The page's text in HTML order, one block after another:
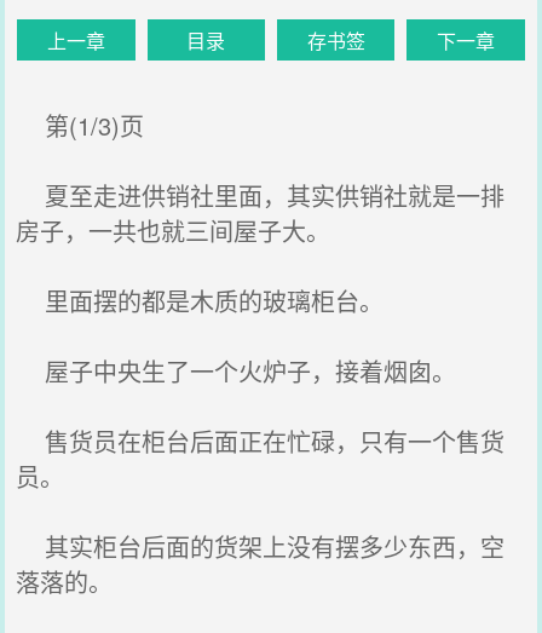
上一章 目录 存书签 下一章
第(1/3)页
夏至走进供销社里面，其实供销社就是一排
房子，一共也就三间屋子大。
里面摆的都是木质的玻璃柜台。
屋子中央生了一个火炉子，接着烟囱。
售货员在柜台后面正在忙碌，只有一个售货
员。
其实柜台后面的货架上没有摆多少东西，空
落落的。